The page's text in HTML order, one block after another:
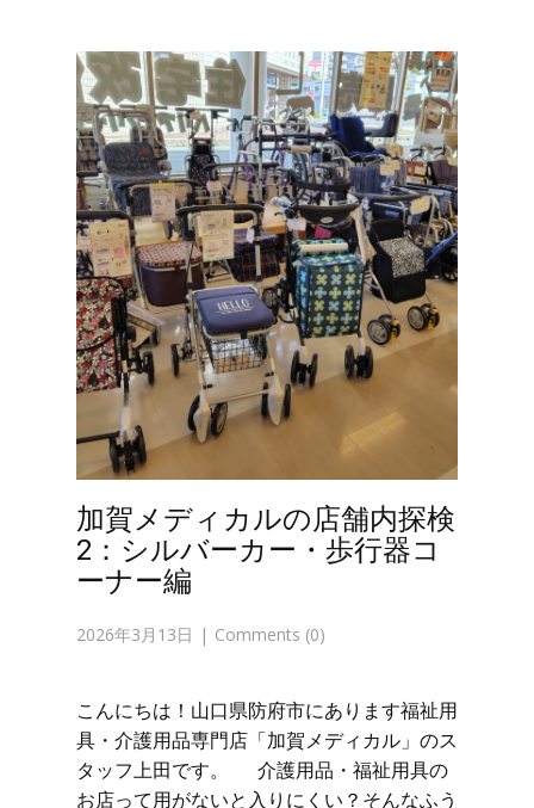
加賀メディカルの店舗内探検
2：シルバーカー・歩行器コ
ーナー編
2026年3月13日 Comments (0)
こんにちは！山口県防府市にあります福祉用
具・介護用品専門店「加賀メディカル」のス
タッフ上田です。 介護用品・福祉用具の
お店って用がないと入りにくい？そんなふう